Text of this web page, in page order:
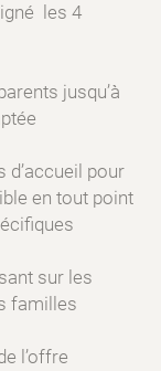
les 4
jusqu’à̀
d’accueil pour
en tout point
sur les
familles
l’offre